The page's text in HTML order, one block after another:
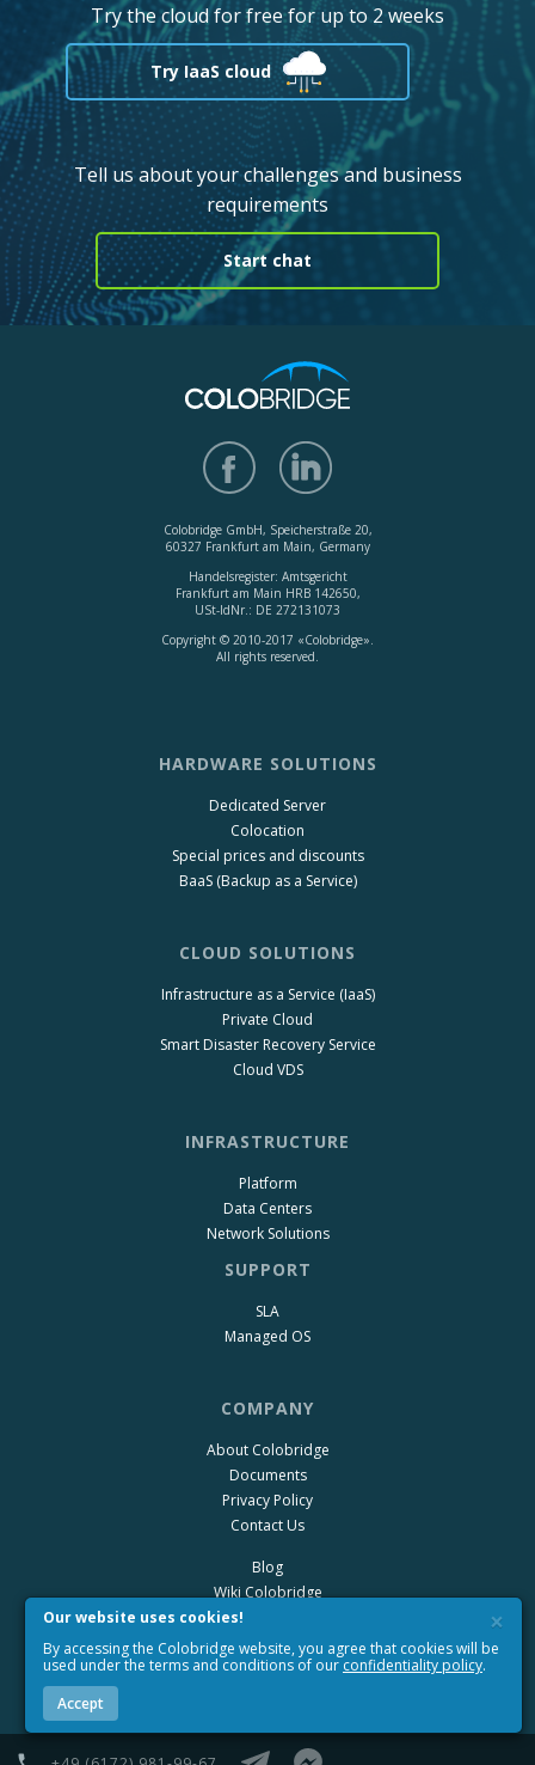
Try the cloud for free for up to 2 weeks
Try IaaS cloud
Tell us about your challenges and business
requirements
Start chat
Colobridge GmbH, Speicherstraße 20,
60327 Frankfurt am Main, Germany
Handelsregister: Amtsgericht
Frankfurt am Main HRB 142650,
USt-IdNr.: DE 272131073
Copyright © 2010-2017 «Colobridge».
All rights reserved.
HARDWARE SOLUTIONS
Dedicated Server
Colocation
Special prices and discounts
BaaS (Backup as a Service)
CLOUD SOLUTIONS
Infrastructure as a Service (IaaS)
Private Cloud
Smart Disaster Recovery Service
Cloud VDS
INFRASTRUCTURE
Platform
Data Centers
Network Solutions
SUPPORT
SLA
Managed OS
COMPANY
About Colobridge
Documents
Privacy Policy
Contact Us
Blog
Wiki Colobridge
×
Our website uses cookies!
By accessing the Colobridge website, you agree that cookies will be
used under the terms and conditions of our confidentiality policy.
Accept